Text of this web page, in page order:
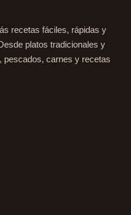
recetas fáciles, rápidas y
platos tradicionales y
pescados, carnes y recetas